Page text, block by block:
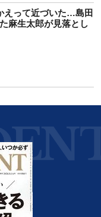
えって近づいた…島田
麻生太郎が見落とし